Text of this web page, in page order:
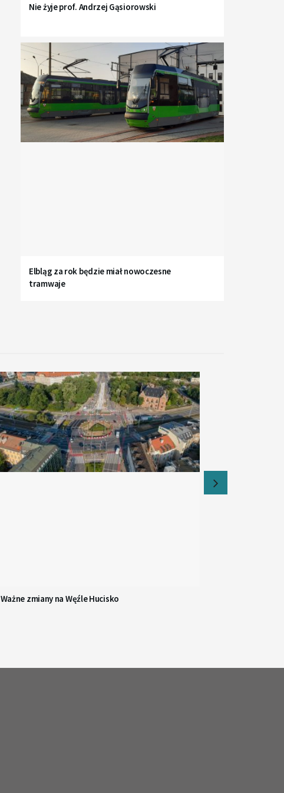
Nie żyje prof. Andrzej Gąsiorowski
Elbląg za rok będzie miał nowoczesne
tramwaje
Ważne zmiany na Węźle Hucisko